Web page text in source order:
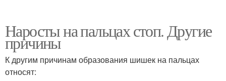
Наросты на пальцах стоп. Другие
причины
К другим причинам образования шишек на пальцах
относят: